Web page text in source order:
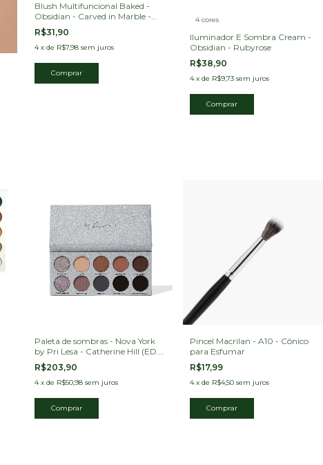
Blush Multifuncional Baked -
Obsidian - Carved in Marble -
Ruby rose
R$31,90
4 x de R$7,98 sem juros
Comprar
4 cores
Iluminador E Sombra Cream -
Obsidian - Rubyrose
R$38,90
4 x de R$9,73 sem juros
Comprar
Paleta de sombras - Nova York
by Pri Lesa - Catherine Hill (ED.
LIMITADA)
R$203,90
4 x de R$50,98 sem juros
Pincel Macrilan - A10 - Cônico
para Esfumar
R$17,99
4 x de R$4,50 sem juros